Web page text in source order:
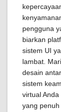
pengguna
biarkan
sistem UI
lambat.
desain
sistem
virtual
yang